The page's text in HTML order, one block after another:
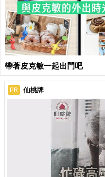
帶著皮克敏一起出門吧
PR 仙桃牌